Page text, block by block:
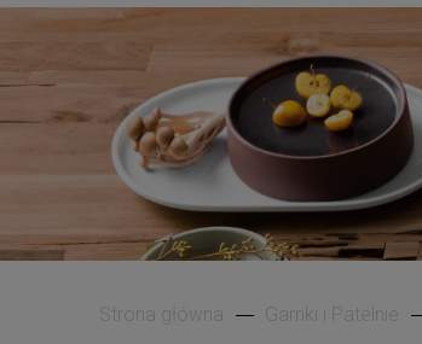
Strona główna Garnki i Patelnie